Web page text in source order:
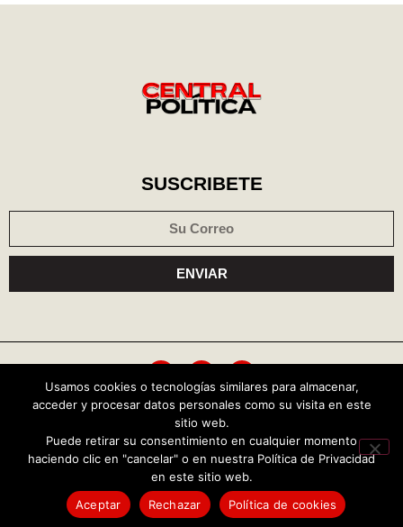
SUSCRIBETE
ENVIAR
Copyright © 2026 Central Política
Política de cookies Aviso de privacidad
TENDENCIAS HOY
Selección Mexicana Femenil conquista el oro tras final de infarto
Usamos cookies o tecnologías similares para almacenar,
acceder y procesar datos personales como su visita en este
sitio web.
Puede retirar su consentimiento en cualquier momento
haciendo clic en "cancelar" o en nuestra Política de Privacidad
en este sitio web.
Aceptar
Rechazar Política de cookies